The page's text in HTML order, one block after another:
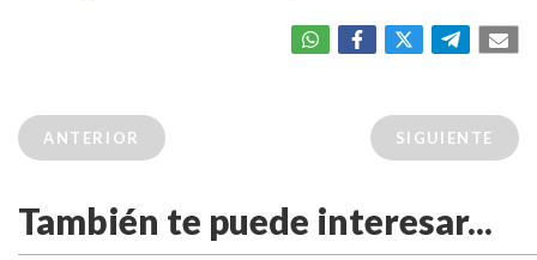
ANTERIOR SIGUIENTE
También te puede interesar...